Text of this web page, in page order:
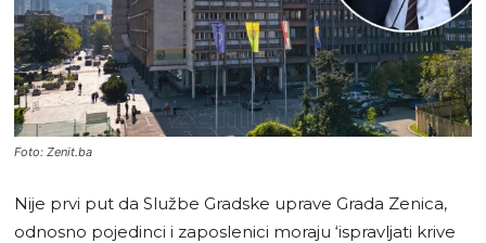
Foto: Zenit.ba
Nije prvi put da Službe Gradske uprave Grada Zenica,
odnosno pojedinci i zaposlenici moraju ‘ispravljati krive